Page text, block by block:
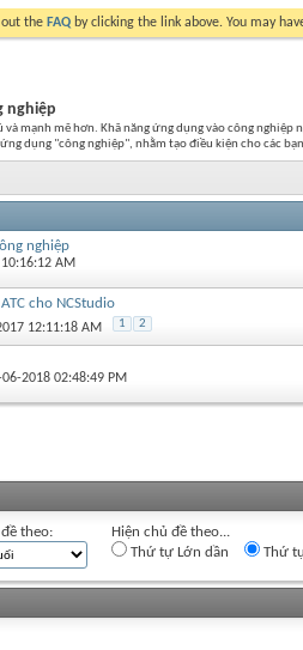
out the FAQ by clicking the link above. You may
nghiệp
mạnh mẽ hơn. Khã năng ứng dụng vào công
dụng "công nghiệp", nhằm tạo điều kiện cho các
nghiệp
AM
cho NCStudio
12:11:18 AM 1 2
06-2018 02:48:49 PM
theo:
Hiện chủ đề theo...
Thứ tự Lớn dần
Thứ